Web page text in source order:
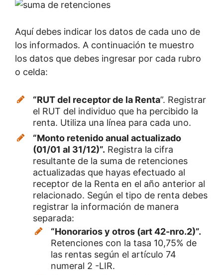
Aquí debes indicar los datos de cada uno de
los informados. A continuación te muestro
los datos que debes ingresar por cada rubro
o celda:
“RUT del receptor de la Renta”. Registrar
el RUT del individuo que ha percibido la
renta. Utiliza una línea para cada uno.
“Monto retenido anual actualizado
(01/01 al 31/12)”. Registra la cifra
resultante de la suma de retenciones
actualizadas que hayas efectuado al
receptor de la Renta en el año anterior al
relacionado. Según el tipo de renta debes
registrar la información de manera
separada:
“Honorarios y otros (art 42-nro.2)”.
Retenciones con la tasa 10,75% de
las rentas según el artículo 74
numeral 2 -LIR.